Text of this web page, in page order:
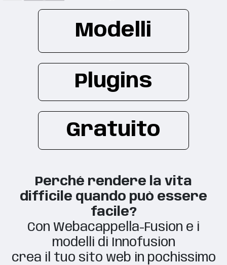
Modelli
Plugins
Gratuito
Perché rendere la vita
difficile quando può essere
facile?
Con Webacappella-Fusion e i
modelli di Innofusion
crea il tuo sito web in pochissimo